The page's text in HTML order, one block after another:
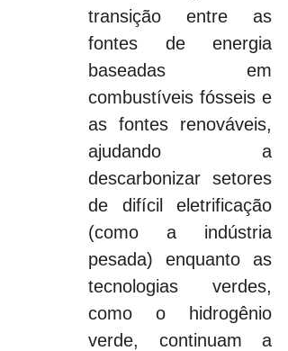
transição entre as
fontes de energia
baseadas em
combustíveis fósseis e
as fontes renováveis,
ajudando a
descarbonizar setores
de difícil eletrificação
(como a indústria
pesada) enquanto as
tecnologias verdes,
como o hidrogênio
verde, continuam a